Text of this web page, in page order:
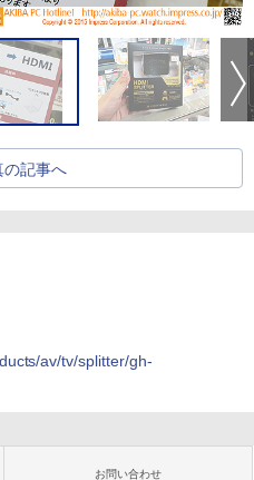
の記事へ
av/tv/splitter/gh-
お問い合わせ